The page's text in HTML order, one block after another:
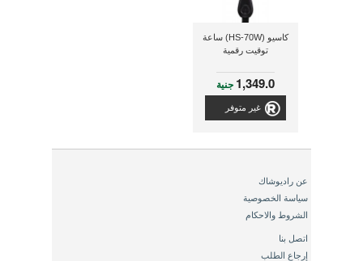
كاسيو (HS-70W) ساعة
توقيت رقمية
1,349.0 جنية
غير متوفر
عن راديوشاك
سياسة الخصوصية
الشروط والاحكام
اتصل بنا
إرجاع الطلب